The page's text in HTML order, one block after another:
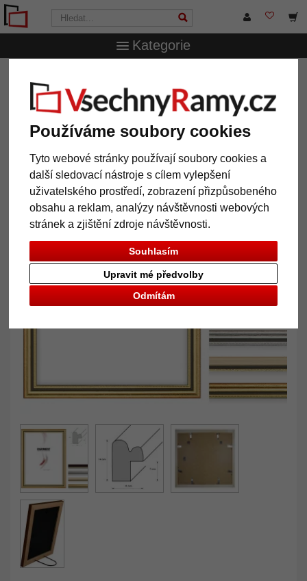
Používáme soubory cookies
Tyto webové stránky používají soubory cookies a
další sledovací nástroje s cílem vylepšení
uživatelského prostředí, zobrazení přizpůsobeného
obsahu a reklam, analýzy návštěvnosti webových
stránek a zjištění zdroje návštěvnosti.
Souhlasím
Odmítám
Upravit mé předvolby
Kategorie
Amersham
Dřevěný rám Amersham
Zpět